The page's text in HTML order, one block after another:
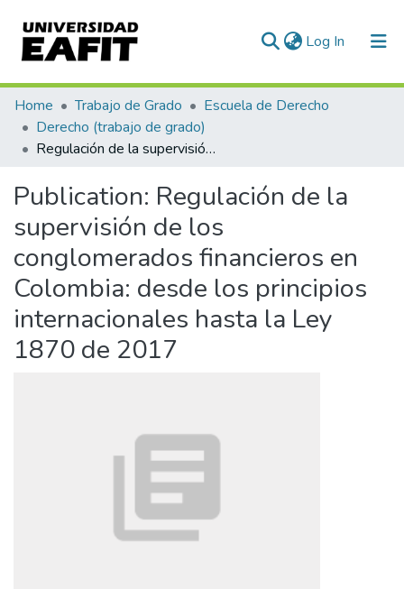
Log In (current)
Communities & Collections
All of DSpace
Home Trabajo de Grado
Escuela de Derecho
Derecho (trabajo de grado)
Regulación de la supervisión de los conglomerados financieros en Colombia: desde los principios internacionales hasta la Ley 1870 de 2017
Publication: Regulación de la
supervisión de los
conglomerados financieros en
Colombia: desde los principios
internacionales hasta la Ley
1870 de 2017